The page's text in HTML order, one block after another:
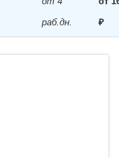
раб.дн.
₽